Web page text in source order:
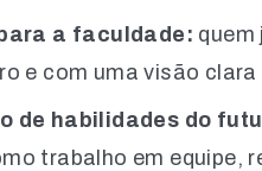
a faculdade: quem
e com uma visão
de habilidades do
trabalho em equipe,